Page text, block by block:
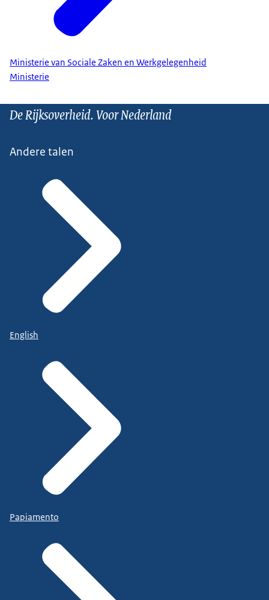
Ministerie van Sociale Zaken en Werkgelegenheid
Ministerie
De Rijksoverheid. Voor Nederland
Andere talen
English
Papiamento